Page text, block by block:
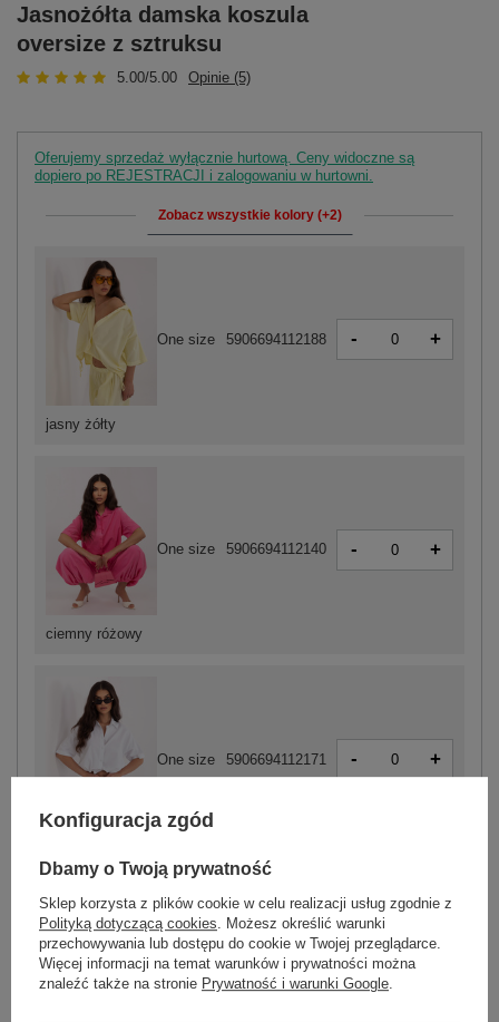
Jasnożółta damska koszula
oversize z sztruksu
5.00/5.00 Opinie (5)
Oferujemy sprzedaż wyłącznie hurtową. Ceny widoczne są
dopiero po REJESTRACJI i zalogowaniu w hurtowni.
Zobacz wszystkie kolory (+2)
ciemny różowy
One size 5906694112140 - +
One size 5906694112171 - +
One size 5906694112201 -
jasny żółty
One size 5906694112188 - +
Konfiguracja zgód
Dbamy o Twoją prywatność
Sklep korzysta z plików cookie w celu realizacji usług zgodnie z
Polityką dotyczącą cookies. Możesz określić warunki
przechowywania lub dostępu do cookie w Twojej przeglądarce.
Więcej informacji na temat warunków i prywatności można
znaleźć także na stronie Prywatność i warunki Google.